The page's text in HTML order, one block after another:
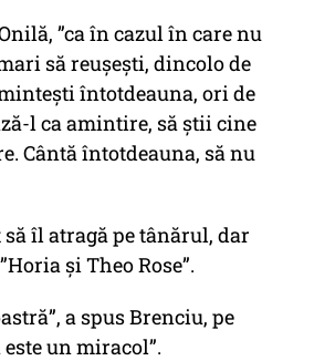
”ca în cazul în care nu
să reușești, dincolo de
întotdeauna, ori de
l ca amintire, să știi cine
Cântă întotdeauna, să nu
îl atragă pe tânărul, dar
și Theo Rose”.
a spus Brenciu, pe
un miracol”.